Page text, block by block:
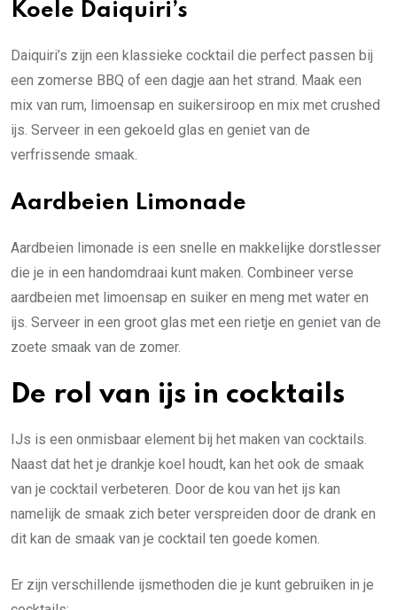
Koele Daiquiri’s
Daiquiri’s zijn een klassieke cocktail die perfect passen bij
een zomerse BBQ of een dagje aan het strand. Maak een
mix van rum, limoensap en suikersiroop en mix met crushed
ijs. Serveer in een gekoeld glas en geniet van de
verfrissende smaak.
Aardbeien Limonade
Aardbeien limonade is een snelle en makkelijke dorstlesser
die je in een handomdraai kunt maken. Combineer verse
aardbeien met limoensap en suiker en meng met water en
ijs. Serveer in een groot glas met een rietje en geniet van de
zoete smaak van de zomer.
De rol van ijs in cocktails
IJs is een onmisbaar element bij het maken van cocktails.
Naast dat het je drankje koel houdt, kan het ook de smaak
van je cocktail verbeteren. Door de kou van het ijs kan
namelijk de smaak zich beter verspreiden door de drank en
dit kan de smaak van je cocktail ten goede komen.
Er zijn verschillende ijsmethoden die je kunt gebruiken in je